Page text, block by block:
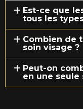
Est-ce que
tous les
Combien de
soin visage ?
Peut-on
en une seule